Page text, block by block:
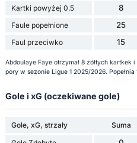
Kartki powyżej 0.5 8
Faule popełnione 25
Faul przeciwko 15
Abdoulaye Faye otrzymał 8 żółtych
pory w sezonie Ligue 1 2025/2026.
Gole i xG (oczekiwane gole)
Gole, xG, strzały Suma